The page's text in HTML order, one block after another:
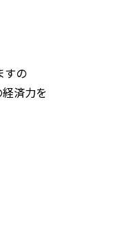
すの
済力を